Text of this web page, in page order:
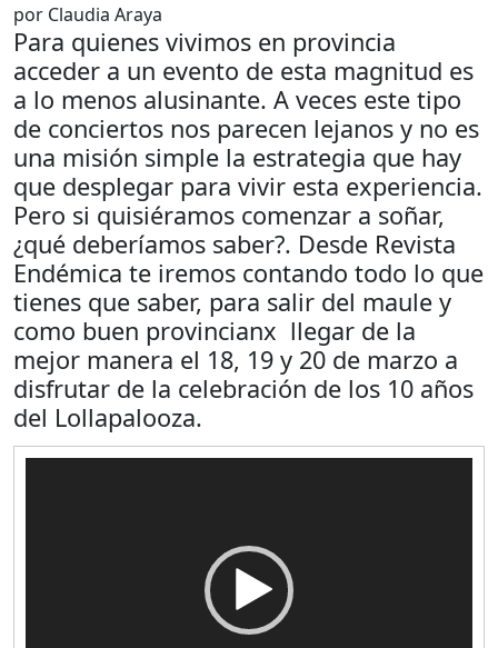
por Claudia Araya
Para quienes vivimos en provincia
acceder a un evento de esta magnitud es
a lo menos alusinante. A veces este tipo
de conciertos nos parecen lejanos y no es
una misión simple la estrategia que hay
que desplegar para vivir esta experiencia.
Pero si quisiéramos comenzar a soñar,
¿qué deberíamos saber?. Desde Revista
Endémica te iremos contando todo lo que
tienes que saber, para salir del maule y
como buen provincianx llegar de la
mejor manera el 18, 19 y 20 de marzo a
disfrutar de la celebración de los 10 años
del Lollapalooza.